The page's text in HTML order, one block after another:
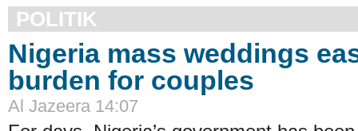
POLITIK
Nigeria mass weddings
burden for couples
Al Jazeera 14:07